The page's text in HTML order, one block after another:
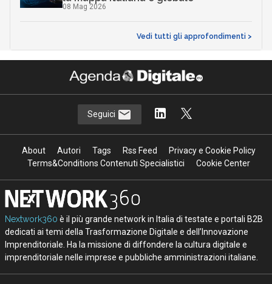
08 Mag 2026
Vedi tutti gli approfondimenti >
Seguici
About Autori Tags Rss Feed
Privacy e Cookie Policy
Terms&Conditions Contenuti Specialistici
Cookie Center
Nextwork360 è il più grande network in Italia di testate e portali B2B
dedicati ai temi della Trasformazione Digitale e dell’Innovazione
Imprenditoriale. Ha la missione di diffondere la cultura digitale e
imprenditoriale nelle imprese e pubbliche amministrazioni italiane.